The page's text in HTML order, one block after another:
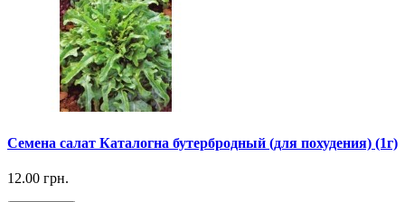
Семена салат Каталогна бутербродный (для похудения) (1г)
12.00 грн.